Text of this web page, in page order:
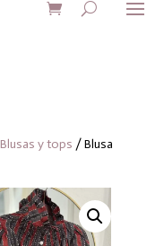
Blusas y tops / Blusa